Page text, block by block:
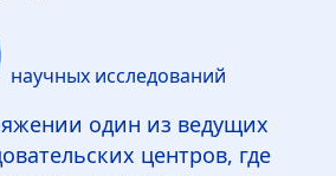
научных исследований
один из ведущих
центров, где